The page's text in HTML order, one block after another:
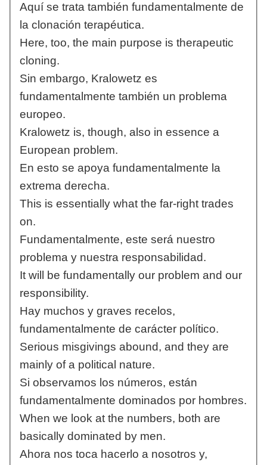
Aquí se trata también fundamentalmente de
la clonación terapéutica.
Here, too, the main purpose is therapeutic
cloning.
Sin embargo, Kralowetz es
fundamentalmente también un problema
europeo.
Kralowetz is, though, also in essence a
European problem.
En esto se apoya fundamentalmente la
extrema derecha.
This is essentially what the far-right trades
on.
Fundamentalmente, este será nuestro
problema y nuestra responsabilidad.
It will be fundamentally our problem and our
responsibility.
Hay muchos y graves recelos,
fundamentalmente de carácter político.
Serious misgivings abound, and they are
mainly of a political nature.
Si observamos los números, están
fundamentalmente dominados por hombres.
When we look at the numbers, both are
basically dominated by men.
Ahora nos toca hacerlo a nosotros y,